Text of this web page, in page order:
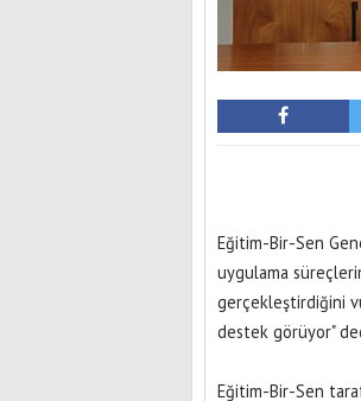
Eğitim-Bir-Sen
uygulama
gerçekleştirdiğini
destek görüyor"
Eğitim-Bir-Sen